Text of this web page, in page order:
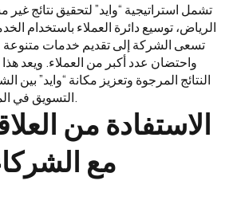
تشمل استراتيجية “وايد” لتحقيق نتائج
الرياض، توسيع دائرة العملاء باستخدام
تسعى الشركة إلى تقديم خدمات
واحتضان عدد أكبر من العملاء. ويعد
النتائج المرجوة وتعزيز مكانة “وايد” بين
التسويق في المملكة العربية السعودية.
الاستفادة من
مع